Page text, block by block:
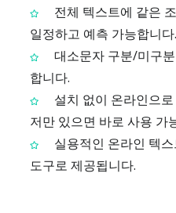
전체 텍스트에 같은
일정하고 예측 가능합니다.
대소문자 구분/미구
합니다.
설치 없이 온라인으
저만 있으면 바로 사용 가
실용적인 온라인 텍
도구로 제공됩니다.